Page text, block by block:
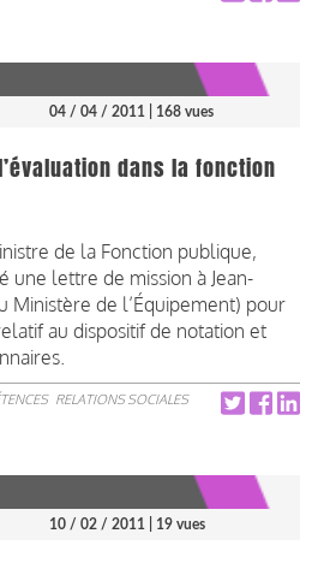
04 / 04 / 2011 | 168 vues
dans la fonction
de la Fonction publique,
une lettre de mission à Jean-
Ministère de l’Équipement) pour
au dispositif de notation et
RELATIONS SOCIALES
10 / 02 / 2011 | 19 vues